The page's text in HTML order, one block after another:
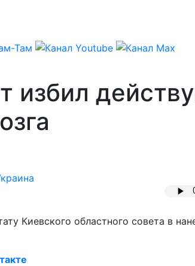
избил
Киевского областного совета в